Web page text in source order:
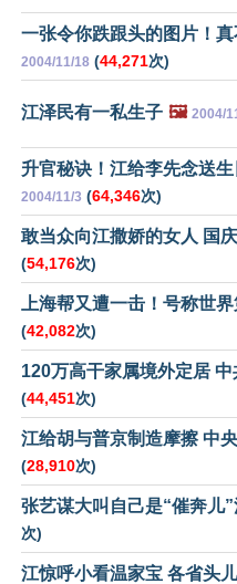
一张令你跌跟头的图片！
2004/11/18 (44,271次)
江泽民有一私生子 🖼️ 2004/
升官秘诀！江给李先念送
2004/11/3 (64,346次)
敢当众向江撒娇的女人 国
(54,176次)
上海帮又遭一击！号称世
(42,082次)
120万高干家属境外定居
(44,451次)
江给胡与普京制造摩擦 中
(28,910次)
张艺谋大叫自己是“催奔儿
次)
江惊呼小看温家宝 各省头